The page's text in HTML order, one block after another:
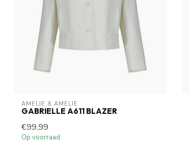
AMELIE & AMELIE
GABRIELLE A611 BLAZER
€99,99
Op voorraad